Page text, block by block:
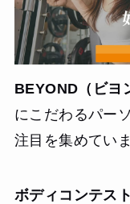
BEYOND（ビヨ
にこだわるパー
注目を集めていま
ボディコンテス